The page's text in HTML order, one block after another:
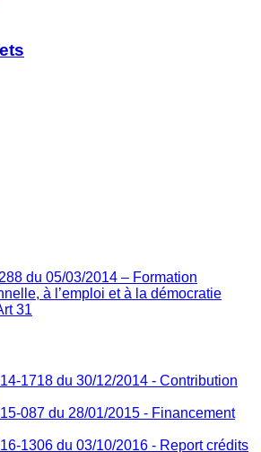
du 05/03/2014 – Formation
à l’emploi et à la démocratie
31
1718 du 30/12/2014 - Contribution
087 du 28/01/2015 - Financement
1306 du 03/10/2016 - Report crédits